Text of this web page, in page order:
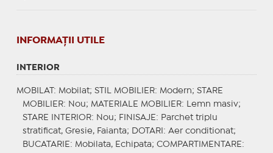
INFORMAŢII UTILE
INTERIOR
MOBILAT : Mobilat; STIL MOBILIER: Modern; STARE
MOBILIER: Nou; MATERIALE MOBILIER: Lemn masiv;
STARE INTERIOR: Nou; FINISAJE : Parchet triplu
stratificat, Gresie, Faianta;
DOTARI : Aer conditionat;
BUCATARIE : Mobilata, Echipata; COMPARTIMENTARE :